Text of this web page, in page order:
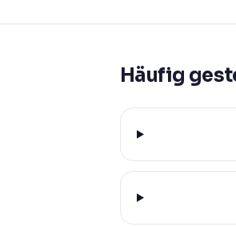
Häufig